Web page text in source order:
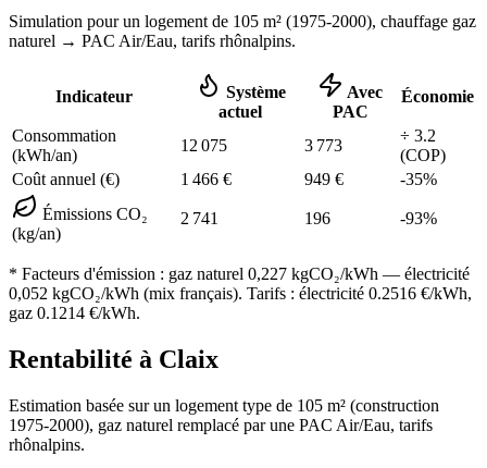
Simulation pour un logement de 105 m² (1975-2000), chauffage gaz
naturel → PAC Air/Eau, tarifs rhônalpins.
Indicateur
Système
actuel
Avec
PAC
Économie
Consommation
(kWh/an)
12 075 3 773
÷ 3.2
(COP)
Coût annuel (€)
1 466 € 949 € -35%
Émissions CO₂
(kg/an)
2 741 196 -93%
* Facteurs d'émission : gaz naturel 0,227 kgCO₂/kWh — électricité
0,052 kgCO₂/kWh (mix français). Tarifs : électricité 0.2516 €/kWh,
gaz 0.1214 €/kWh.
Rentabilité à Claix
Estimation basée sur un logement type de 105 m² (construction
1975-2000), gaz naturel remplacé par une PAC Air/Eau, tarifs
rhônalpins.